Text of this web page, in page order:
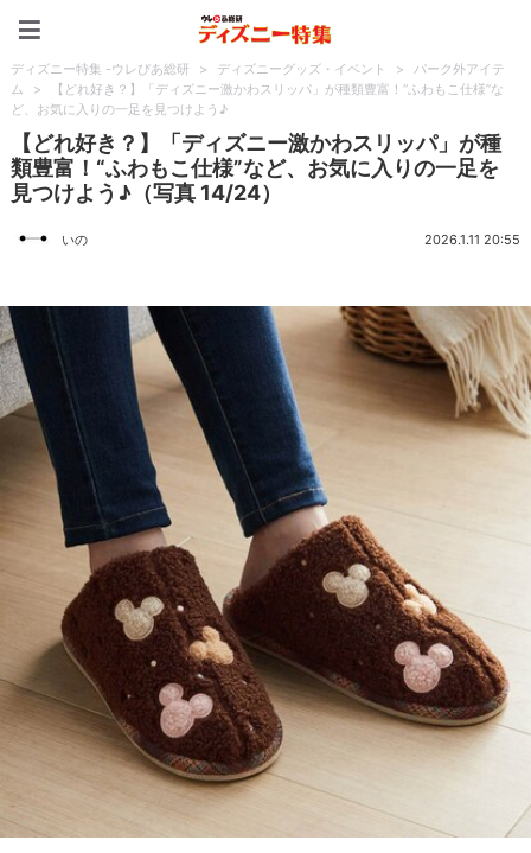
ディズニー特集 -ウレぴあ総研 > ディズニーグッズ・イベント >
パーク外アイテ
ム
>
【どれ好き？】「ディズニー激かわスリッパ」が種類豊富！“ふわもこ仕様”な
ど、お気に入りの一足を見つけよう♪
【どれ好き？】「ディズニー激かわスリッパ」が種
類豊富！“ふわもこ仕様”など、お気に入りの一足を
見つけよう♪（写真 14/24）
いの 2026.1.11 20:55